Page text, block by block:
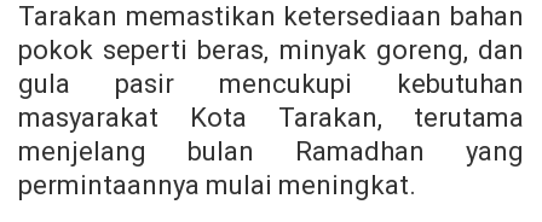
Tarakan memastikan ketersediaan bahan
pokok seperti beras, minyak goreng, dan
gula pasir mencukupi kebutuhan
masyarakat Kota Tarakan, terutama
menjelang bulan Ramadhan yang
permintaannya mulai meningkat.